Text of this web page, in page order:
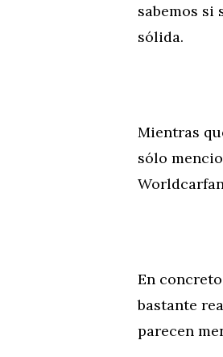
sabemos si
sólida.
Mientras
sólo
En
bastante
parecen